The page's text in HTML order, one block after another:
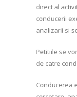
direct al
conducerii
analizarii si
Petitiile se
de catre
Conducerea